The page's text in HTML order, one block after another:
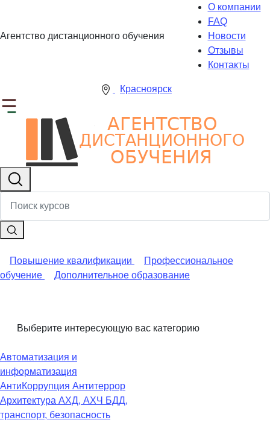
Агентство дистанционного обучения
О компании
FAQ
Новости
Отзывы
Контакты
Красноярск
Повышение квалификации
Профессиональное
обучение
Дополнительное образование
Выберите интересующую вас категорию
Автоматизация и
информатизация
АнтиКоррупция Антитеррор
Архитектура АХД, АХЧ БДД,
транспорт, безопасность